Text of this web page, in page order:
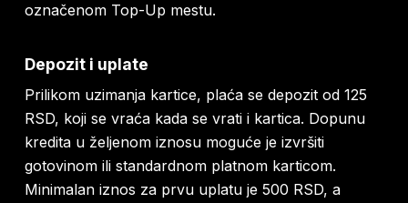
označenom Top-Up mestu.
Depozit i uplate
Prilikom uzimanja kartice, plaća se depozit od 125
RSD, koji se vraća kada se vrati i kartica. Dopunu
kredita u željenom iznosu moguće je izvršiti
gotovinom ili standardnom platnom karticom.
Minimalan iznos za prvu uplatu je 500 RSD, a